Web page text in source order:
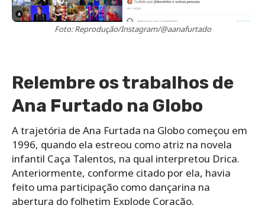
Foto: Reprodução/Instagram/@aanafurtado
Relembre os trabalhos de
Ana Furtado na Globo
A trajetória de Ana Furtada na Globo começou em
1996, quando ela estreou como atriz na novela
infantil Caça Talentos, na qual interpretou Drica.
Anteriormente, conforme citado por ela, havia
feito uma participação como dançarina na
abertura do folhetim Explode Coração.